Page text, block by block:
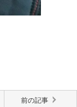
前の記事